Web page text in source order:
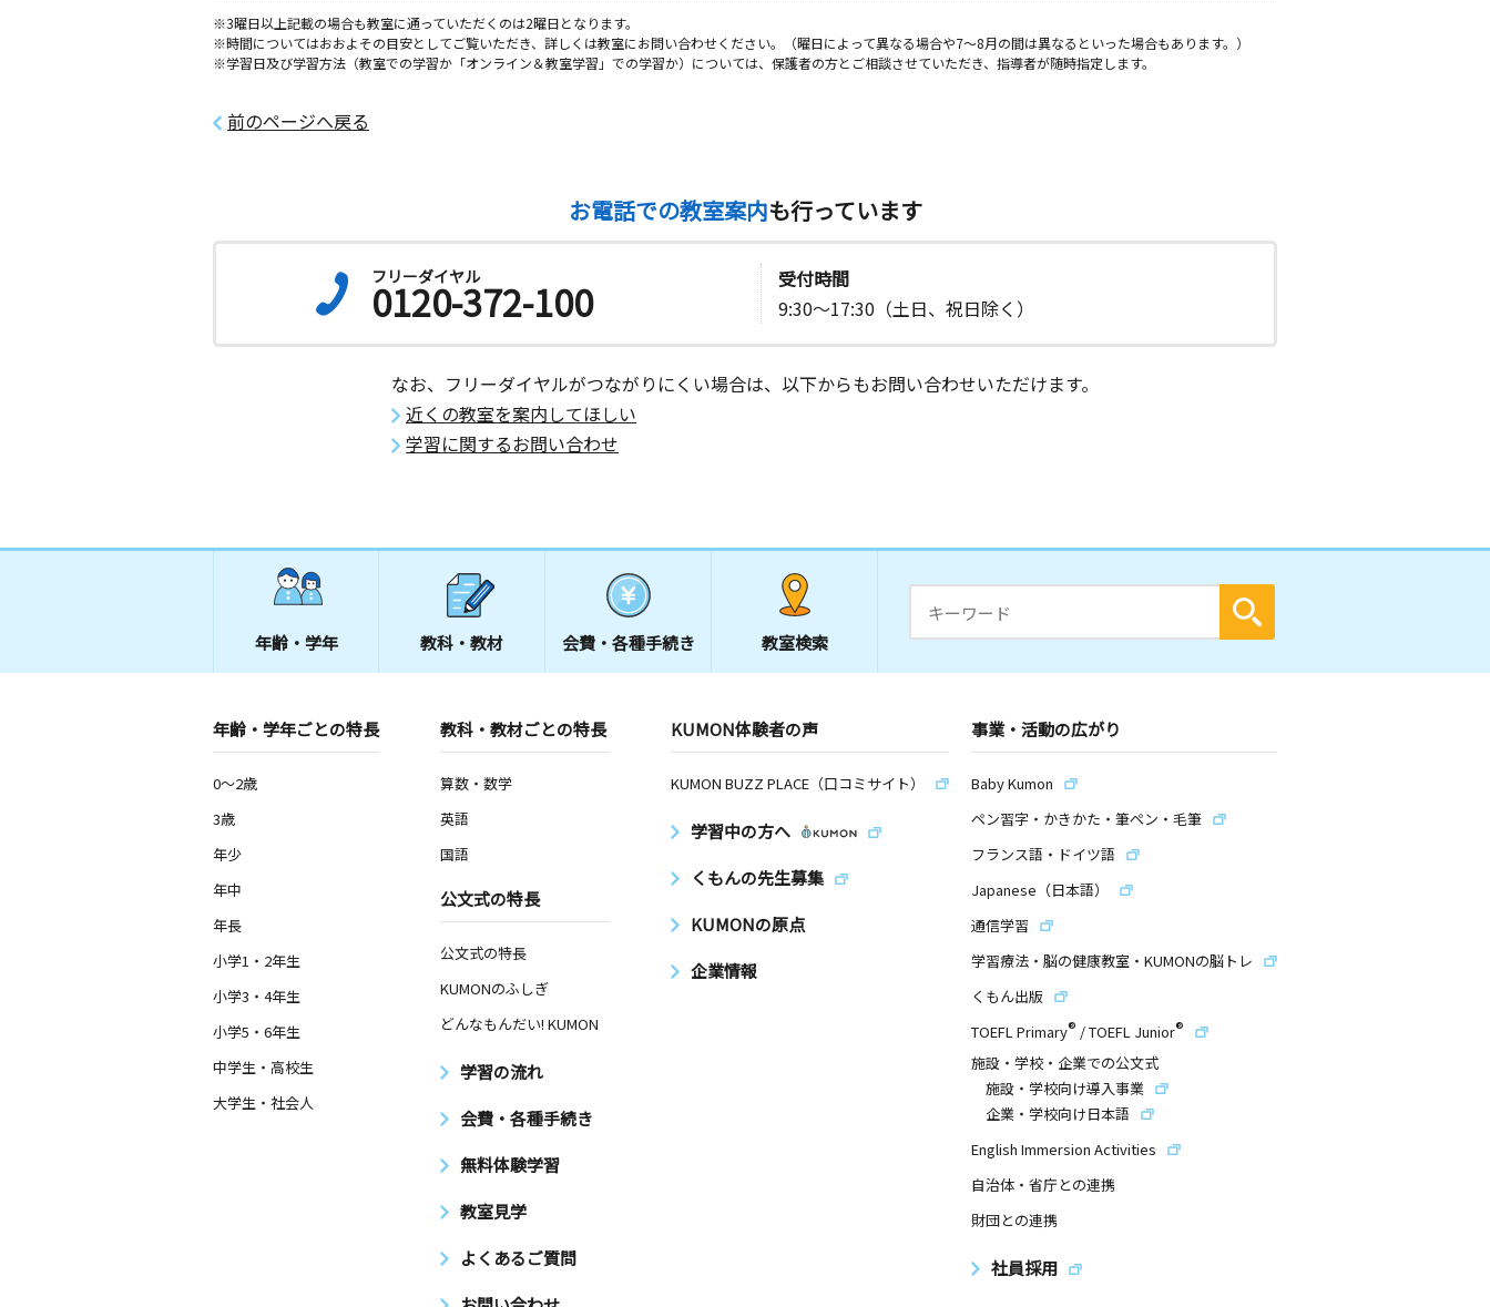
※3曜日以上記載の場合も教室に通っていただくのは2曜日となります。
※時間についてはおおよその目安としてご覧いただき、詳しくは教室にお問い合わせください。（曜日によって異なる場合や7～8月の間は異なるといった場合もあります。）
※学習日及び学習方法（教室での学習か「オンライン＆教室学習」での学習か）については、保護者の方とご相談させていただき、指導者が随時指定します。
前のページへ戻る
お電話での教室案内も行っています
フリーダイヤル
0120-372-100
受付時間
9:30～17:30（土日、祝日除く）
なお、フリーダイヤルがつながりにくい場合は、以下からもお問い合わせいただけます。
近くの教室を案内してほしい
学習に関するお問い合わせ
年齢・学年 教科・教材 会費・ 各種手続き 教室検索
年齢・学年ごとの特長
0～2歳
3歳
年少
年中
年長
小学1・2年生
小学3・4年生
小学5・6年生
中学生・高校生
大学生・社会人
教科・教材ごとの特長
算数・数学
英語
国語
公文式の特長
公文式の特長
KUMONのふしぎ
どんなもんだい! KUMON
学習の流れ
会費・各種手続き
無料体験学習
教室見学
よくあるご質問
KUMON体験者の声
KUMON BUZZ PLACE（口コミサイト）
学習中の方へ
くもんの先生募集
KUMONの原点
企業情報
事業・活動の広がり
Baby Kumon
ペン習字・かきかた・筆ペン・毛筆
フランス語・ドイツ語
Japanese（日本語）
通信学習
学習療法・脳の健康教室・KUMONの脳トレ
くもん出版
TOEFL Primary® /TOEFL Junior®
施設・学校・企業での公文式
施設・学校向け導入事業
企業・学校向け日本語
English Immersion Activities
自治体・省庁との連携
財団との連携
社員採用